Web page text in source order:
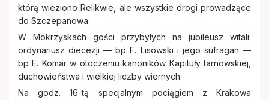
którą wieziono Relikwie, ale wszystkie drogi prowadzące
do Szczepanowa.
W Mokrzyskach gości przybyłych na jubileusz witali:
ordynariusz diecezji — bp F. Lisowski i jego sufragan —
bp E. Komar w otoczeniu kanoników Kapituły tarnowskiej,
duchowieństwa i wielkiej liczby wiernych.
Na godz. 16-tą specjalnym pociągiem z Krakowa